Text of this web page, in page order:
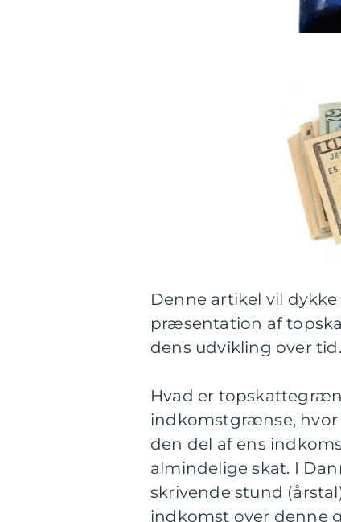
Denne artikel vil
præsentation af
dens udvikling over tid.
Hvad er
indkomstgrænse, hvor
den del af ens
almindelige skat. I
skrivende stund
indkomst over denne